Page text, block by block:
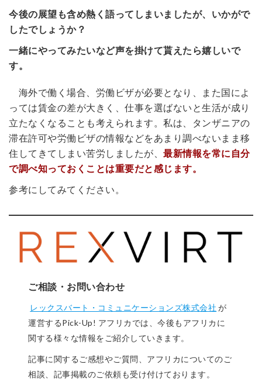
今後の展望も含め熱く語ってしまいましたが、いかがで
したでしょうか？
一緒にやってみたいなど声を掛けて貰えたら嬉しいで
す。
海外で働く場合、労働ビザが必要となり、また国によ
っては賃金の差が大きく、仕事を選ばないと生活が成り
立たなくなることも考えられます。私は、タンザニアの
滞在許可や労働ビザの情報などをあまり調べないまま移
住してきてしまい苦労しましたが、 最新情報を常に自分
で調べ知っておくことは重要だと感じます。
参考にしてみてください。
ご相談・お問い合わせ
レックスバート・コミュニケーションズ株式会社 が
運営するPick-Up! アフリカでは、今後もアフリカに
関する様々な情報をご紹介していきます。
記事に関するご感想やご質問、アフリカについてのご
相談、記事掲載のご依頼も受け付けております。